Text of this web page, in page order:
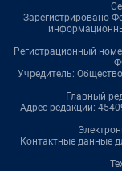
Зарегистрировано
Регистрационный
Учредитель:
Главный
Адрес редакции:
Контактные данные